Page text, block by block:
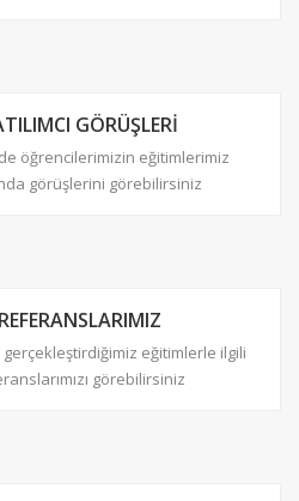
GÖRÜŞLERİ
öğrencilerimizin eğitimlerimiz
görüşlerini görebilirsiniz
REFERANSLARIMIZ
eğitimlerle ilgili
görebilirsiniz